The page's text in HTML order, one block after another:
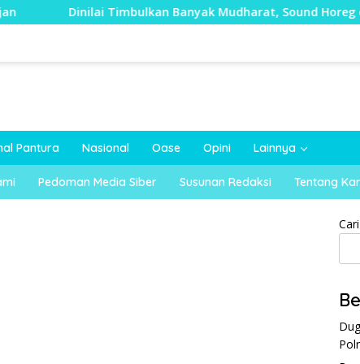
Timbulkan Banyak Mudharat, Sound Horeg di
Pantura Nasional Oase Opini Lainnya
Pedoman Media Siber Susunan Redaksi Tentang
Cari